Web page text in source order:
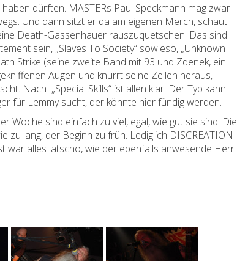
dürften. MASTERs Paul Speckmann mag zwar
Und dann sitzt er da am eigenen Merch, schaut
Death-Gassenhauer rauszuquetschen. Das sind
sein, „Slaves To Society“ sowieso, „Unknown
Strike (seine zweite Band mit 93 und Zdenek, ein
Augen und knurrt seine Zeilen heraus,
Nach „Special Skills“ ist allen klar: Der Typ kann
für Lemmy sucht, der könnte hier fündig werden.
Woche sind einfach zu viel, egal, wie gut sie sind. Die
lang, der Beginn zu früh. Lediglich DISCREATION
war alles latscho, wie der ebenfalls anwesende Herr